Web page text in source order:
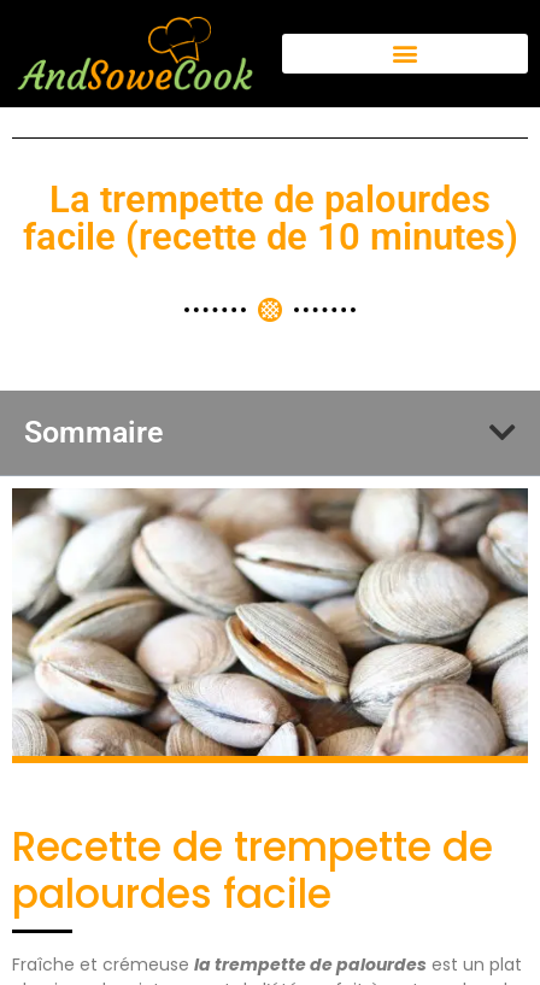
La trempette de palourdes
facile (recette de 10 minutes)
Sommaire
Recette de trempette de
palourdes facile
Fraîche et crémeuse la trempette de palourdes est un plat